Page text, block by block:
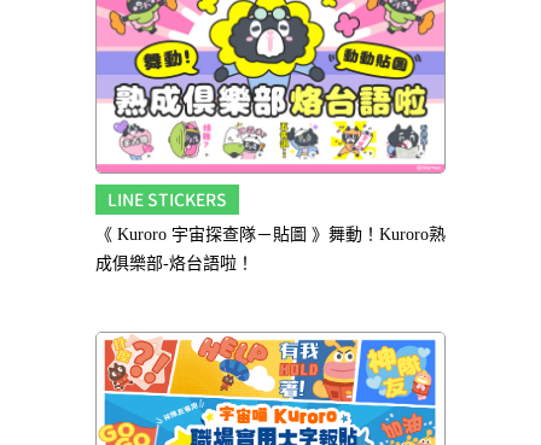
LINE STICKERS
《 Kuroro 宇宙探查隊－貼圖 》舞動！Kuroro熟
成俱樂部-烙台語啦！